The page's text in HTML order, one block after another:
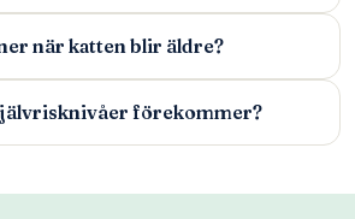
när katten blir äldre?
förekommer?